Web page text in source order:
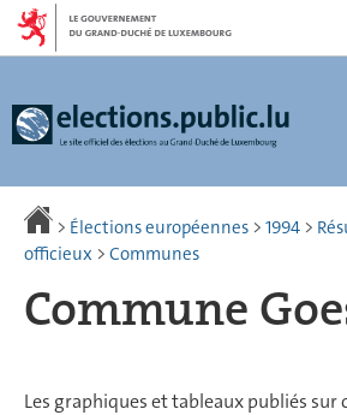
Aller
navigation
Aller
> Élections européennes > 1994 >
officieux > Communes
Commune
Les graphiques et tableaux publiés